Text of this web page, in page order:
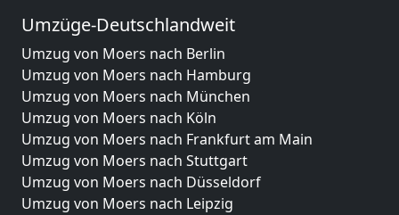
Umzüge-Deutschlandweit
Umzug von Moers nach Berlin
Umzug von Moers nach Hamburg
Umzug von Moers nach München
Umzug von Moers nach Köln
Umzug von Moers nach Frankfurt am Main
Umzug von Moers nach Stuttgart
Umzug von Moers nach Düsseldorf
Umzug von Moers nach Leipzig